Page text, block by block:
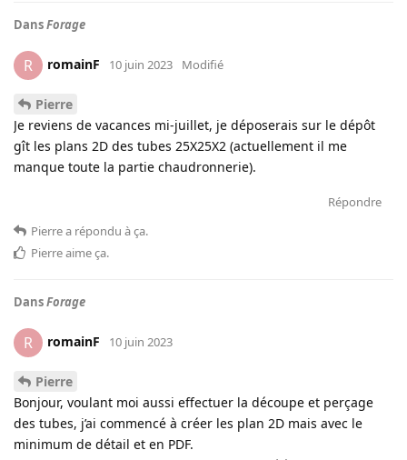
DansForage
R romainF 10 juin 2023 Modifié
Pierre
Je reviens de vacances mi-juillet, je déposerais sur le dépôt
gît les plans 2D des tubes 25X25X2 (actuellement il me
manque toute la partie chaudronnerie).
Répondre
Pierrea répondu à ça.
Pierreaime ça.
DansForage
R romainF 10 juin 2023
Pierre
Bonjour, voulant moi aussi effectuer la découpe et perçage
des tubes, j’ai commencé à créer les plan 2D mais avec le
minimum de détail et en PDF.